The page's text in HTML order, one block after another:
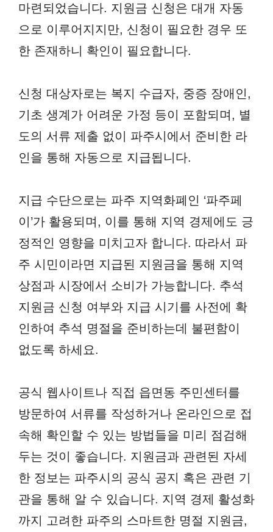
마련되었습니다. 지원금 신청은 대개 자동
으로 이루어지지만, 신청이 필요한 경우 또
한 존재하니 확인이 필요합니다.
신청 대상자로는 복지 수급자, 중증 장애인,
기초 생계가 어려운 가정 등이 포함되며, 별
도의 서류 제출 없이 파주시에서 준비한 라
인을 통해 자동으로 지급됩니다.
지급 수단으로는 파주 지역화폐인 ‘파주페
이’가 활용되며, 이를 통해 지역 경제에도 긍
정적인 영향을 미치고자 합니다. 따라서 파
주 시민이라면 지급된 지원금을 통해 지역
상점과 시장에서 소비가 가능합니다. 추석
지원금 신청 여부와 지급 시기를 사전에 확
인하여 추석 명절을 준비하는데 불편함이
없도록 하세요.
공식 웹사이트나 직접 읍면동 주민센터를
방문하여 서류를 작성하거나 온라인으로 접
속해 확인할 수 있는 방법들을 미리 점검해
두는 것이 좋습니다. 지원금과 관련된 자세
한 정보는 파주시의 공식 공지 혹은 관련 기
관을 통해 알 수 있습니다. 지역 경제 활성화
까지 고려한 파주의 스마트한 명절 지원금,